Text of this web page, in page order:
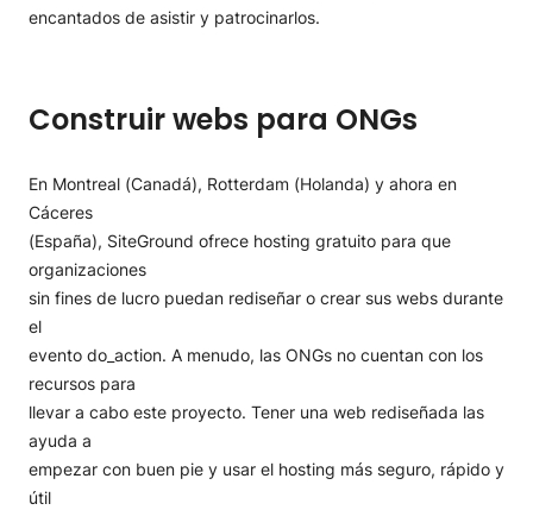
encantados de asistir y patrocinarlos.
Construir webs para ONGs
En Montreal (Canadá), Rotterdam (Holanda) y ahora en
Cáceres
(España), SiteGround ofrece hosting gratuito para que
organizaciones
sin fines de lucro puedan rediseñar o crear sus webs durante
el
evento do_action. A menudo, las ONGs no cuentan con los
recursos para
llevar a cabo este proyecto. Tener una web rediseñada las
ayuda a
empezar con buen pie y usar el hosting más seguro, rápido y
útil